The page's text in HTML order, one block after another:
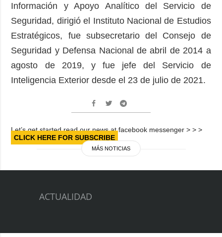
Información y Apoyo Analítico del Servicio de
Seguridad, dirigió el Instituto Nacional de Estudios
Estratégicos, fue subsecretario del Consejo de
Seguridad y Defensa Nacional de abril de 2014 a
agosto de 2019, y fue jefe del Servicio de
Inteligencia Exterior desde el 23 de julio de 2021.
Let’s get started read our news at facebook messenger > > >
CLICK HERE FOR SUBSCRIBE
MÁS NOTICIAS
ACTUALIDAD